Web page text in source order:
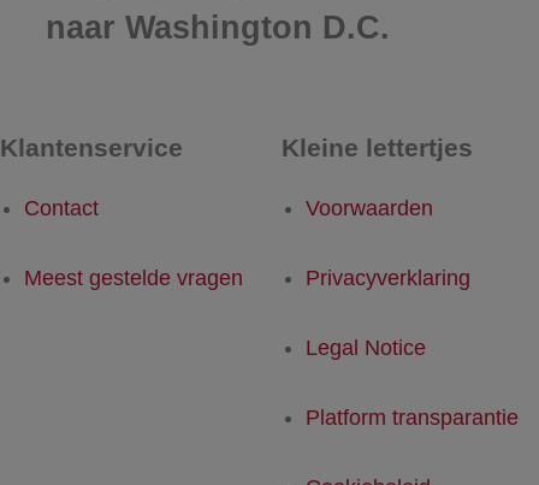
naar Washington D.C.
Klantenservice
Contact
Meest gestelde vragen
Kleine lettertjes
Voorwaarden
Privacyverklaring
Legal Notice
Platform transparantie